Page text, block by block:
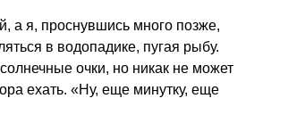
а я, проснувшись много позже,
в водопадике, пугая рыбу.
очки, но никак не может
ехать. «Ну, еще минутку, еще